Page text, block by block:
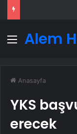
MenüAlem
Anasayfa
YKS
erecek